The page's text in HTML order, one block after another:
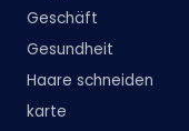
Geschäft
Gesundheit
Haare schneiden
karte